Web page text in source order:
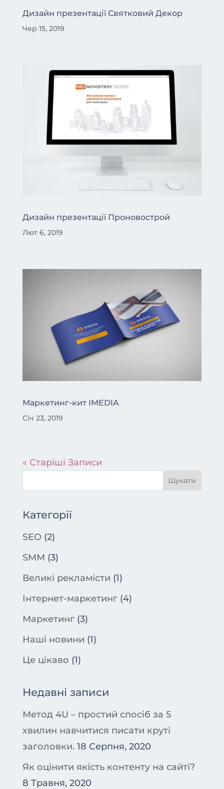
Дизайн презентації Святковий Декор
Чер 15, 2019
Дизайн презентації Проновострой
Лют 6, 2019
Маркетинг-кит IMEDIA
Січ 23, 2019
« Старіші Записи
Категорії
SEO(2)
SMM (3)
Великі рекламісти (1)
Інтернет-маркетинг(4)
Маркетинг(3)
Наші новини (1)
Це цікаво (1)
Недавні записи
Метод 4U – простий спосіб за 5
хвилин навчитися писати круті
заголовки. 18 Серпня, 2020
Як оцінити якість контенту на сайті?
8 Травня, 2020